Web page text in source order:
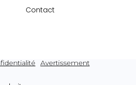
Contact
Avertissement